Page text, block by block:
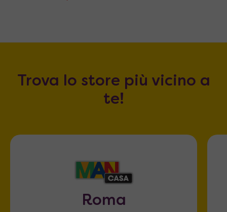
Trova lo store più vicino a
te!
Roma